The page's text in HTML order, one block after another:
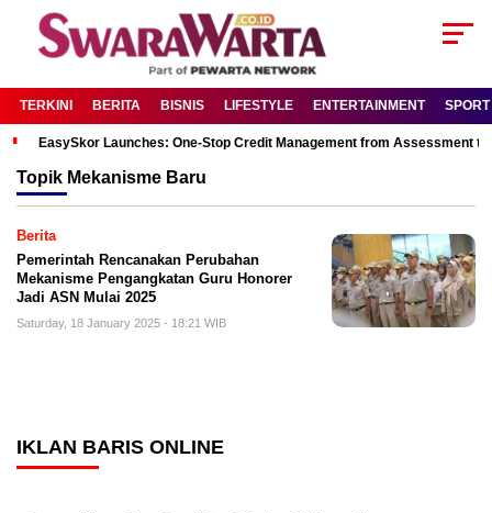
TERKINI BERITA BISNIS LIFESTYLE ENTERTAINMENT SPORT
EasySkor Launches: One-Stop Credit Management from Assessment
Topik Mekanisme Baru
Berita
Pemerintah Rencanakan Perubahan
Mekanisme Pengangkatan Guru Honorer
Jadi ASN Mulai 2025
Saturday, 18 January 2025 - 18:21 WIB
IKLAN BARIS ONLINE